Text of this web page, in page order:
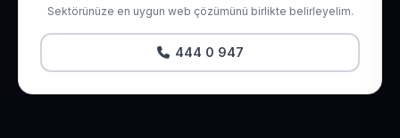
Sektörünüze en uygun web çözümünü birlikte belirleyelim.
444 0 947